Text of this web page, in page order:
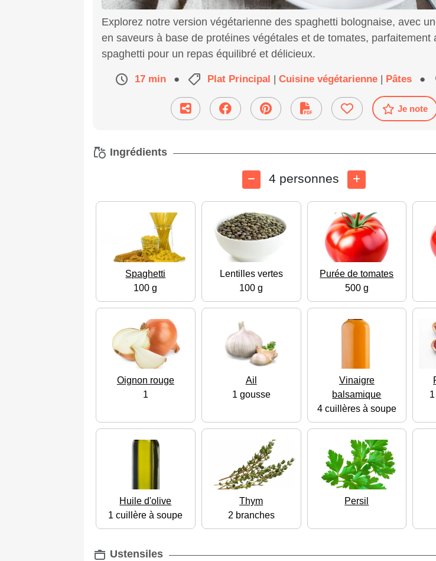
Explorez notre version végétarienne des spaghetti bolognaise, avec
en saveurs à base de protéines végétales et de tomates, parfaitement
spaghetti pour un repas équilibré et délicieux.
17 min ● Plat Principal | Cuisine végétarienne | Pâtes ●
Je note
Ingrédients
4 personnes
Spaghetti
100 g
Lentilles vertes
100 g
Purée de tomates
500 g
Oignon rouge
1
Ail
1 gousse
Vinaigre
balsamique
4 cuillères à soupe
Huile d'olive
1 cuillère à soupe
Thym
2 branches
Persil
Ustensiles